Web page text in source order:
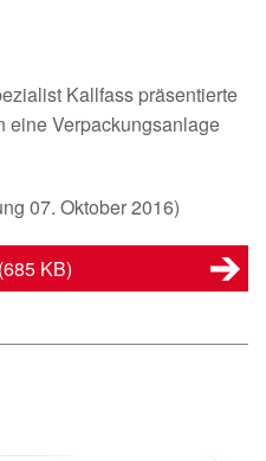
Kallfass präsentierte
eine Verpackungsanlage
07. Oktober 2016)
(685 KB)